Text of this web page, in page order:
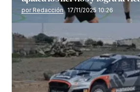
por Redacción 17/11/2025 10:26